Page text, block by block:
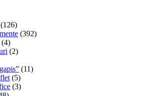
(126)
(392)
(4)
(2)
(11)
(5)
(3)